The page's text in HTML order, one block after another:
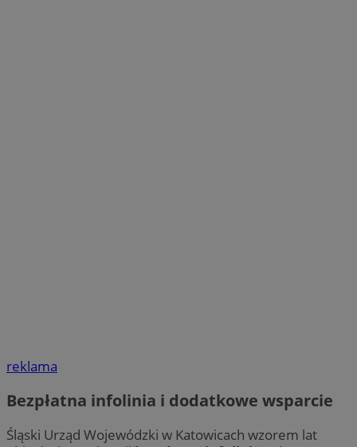
reklama
Bezpłatna infolinia i dodatkowe wsparcie
Śląski Urząd Wojewódzki w Katowicach wzorem lat